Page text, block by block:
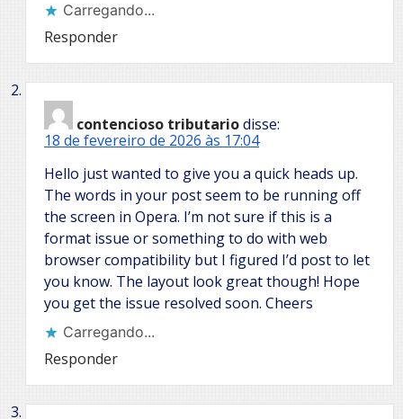
Carregando...
Responder
contencioso tributariodisse:
18 de fevereiro de 2026 às 17:04
Hello just wanted to give you a quick heads up.
The words in your post seem to be running off
the screen in Opera. I’m not sure if this is a
format issue or something to do with web
browser compatibility but I figured I’d post to let
you know. The layout look great though! Hope
you get the issue resolved soon. Cheers
Carregando...
Responder